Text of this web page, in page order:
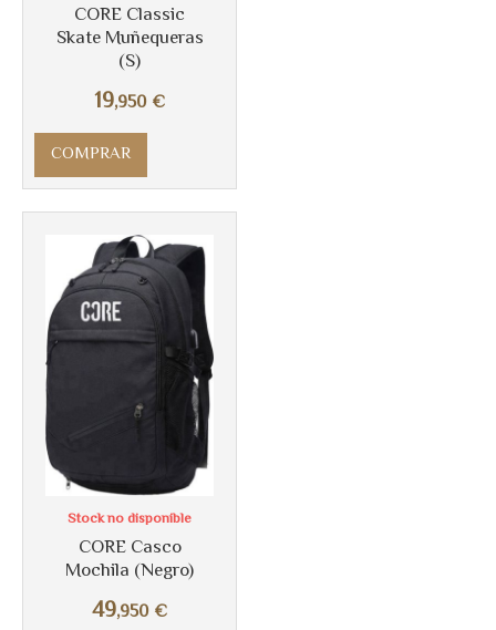
CORE Classic
Skate Muñequeras
(S)
19,950 €
COMPRAR
CORE Casco
Mochila (Negro)
49,950 €
Stock no disponible